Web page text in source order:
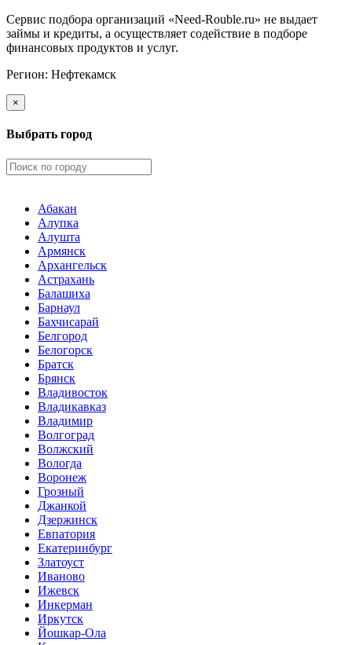
Сервис подбора организаций «Need-Rouble.ru» не выдает
займы и кредиты, а осуществляет содействие в подборе
финансовых продуктов и услуг.
Регион: Нефтекамск
×
Выбрать город
Абакан
Алупка
Алушта
Армянск
Архангельск
Астрахань
Балашиха
Барнаул
Бахчисарай
Белгород
Белогорск
Братск
Брянск
Владивосток
Владикавказ
Владимир
Волгоград
Волжский
Вологда
Воронеж
Грозный
Джанкой
Дзержинск
Евпатория
Екатеринбург
Златоуст
Иваново
Ижевск
Инкерман
Иркутск
Йошкар-Ола